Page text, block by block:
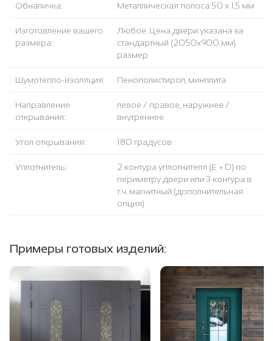
Обналичка: Металлическая полоса 50 х 1,5 мм
Изготовление вашего
размера:
Любое. Цена двери указана за
стандартный (2050x900 мм)
размер
Шумотепло-изоляция: Пенополистирол, минплита
Направление
открывания:
левое / правое, наружнее /
внутреннее
Угол открывания: 180 градусов
Уплотнитель:
2 контура уплотнителя (Е + D) по
периметру двери или 3 контура в
т.ч. магнитный (дополнительная
опция)
Примеры готовых изделий: